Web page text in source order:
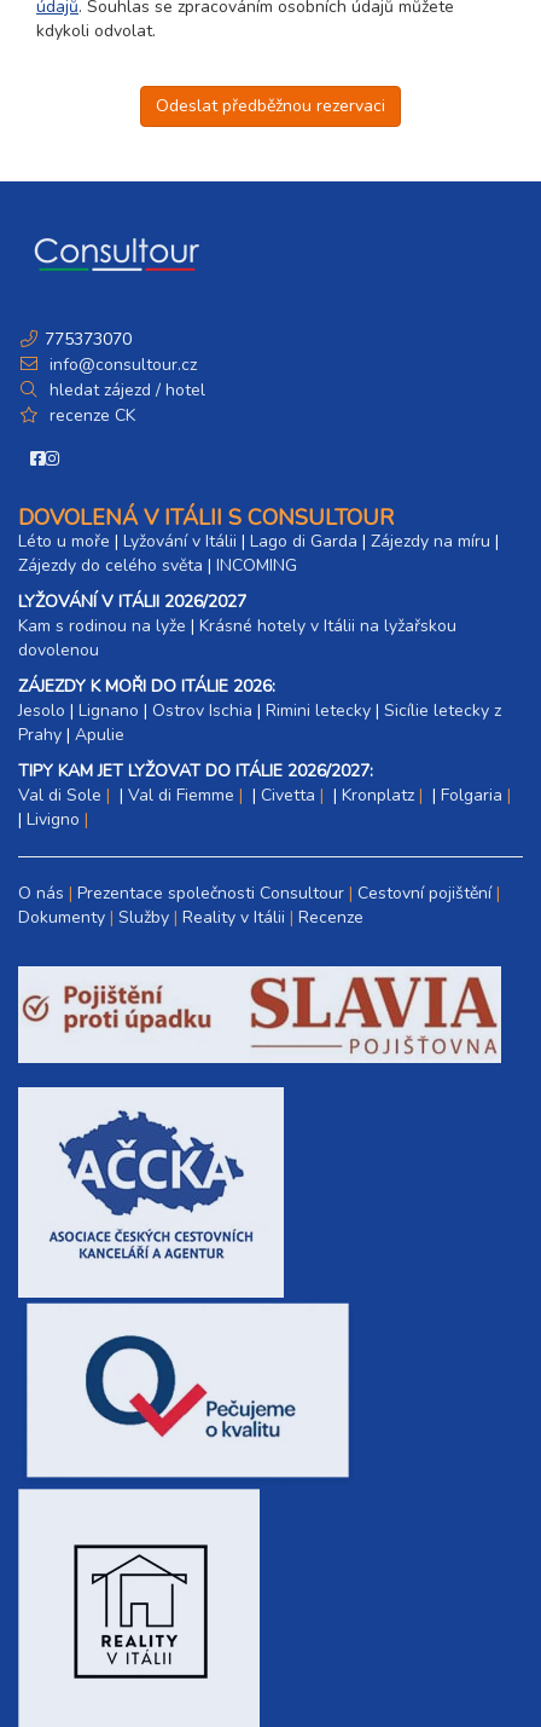
údajů. Souhlas se zpracováním osobních údajů můžete
kdykoli odvolat.
Odeslat předběžnou rezervaci
775373070
info@consultour.cz
hledat zájezd / hotel
recenze CK
DOVOLENÁ V ITÁLII S CONSULTOUR
Léto u moře | Lyžování v Itálii | Lago di Garda | Zájezdy na míru |
Zájezdy do celého světa | INCOMING
LYŽOVÁNÍ V ITÁLII 2026/2027
Kam s rodinou na lyže |​ Krásné hotely v Itálii na lyžařskou
dovolenou
ZÁJEZDY K MOŘI DO ITÁLIE 2026:
Jesolo | Lignano | Ostrov Ischia | Rimini letecky | Sicílie letecky z
Prahy | Apulie
TIPY KAM JET LYŽOVAT DO ITÁLIE 2026/2027:
Val di Sole
| Val di Fiemme | Civetta | Kronplatz | Folgaria
| Livigno
O nás Prezentace společnosti Consultour Cestovní pojištění
Dokumenty Služby Reality v Itálii Recenze